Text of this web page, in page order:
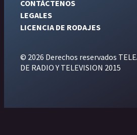
CONTÁCTENOS
LEGALES
LICENCIA DE RODAJES
© 2026 Derechos reservados
DE RADIO Y TELEVISION 2015